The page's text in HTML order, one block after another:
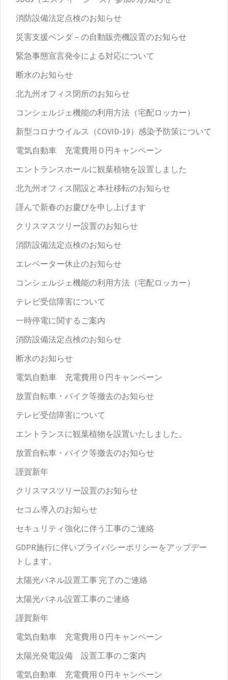
消防設備法定点検のお知らせ
災害支援ベンダ－の自動販売機設置のお知らせ
緊急事態宣言発令による対応について
断水のお知らせ
北九州オフィス閉所のお知らせ
コンシェルジェ機能の利用方法（宅配ロッカー）
新型コロナウイルス（COVID-19）感染予防策について
電気自動車 充電費用０円キャンペーン
エントランスホールに観葉植物を設置しました
北九州オフィス開設と本社移転のお知らせ
謹んで新春のお慶びを申し上げます
クリスマスツリー設置のお知らせ
消防設備法定点検のお知らせ
エレベーター休止のお知らせ
コンシェルジェ機能の利用方法（宅配ロッカー）
テレビ受信障害について
一時停電に関するご案内
消防設備法定点検のお知らせ
断水のお知らせ
電気自動車 充電費用０円キャンペーン
放置自転車・バイク等撤去のお知らせ
テレビ受信障害について
エントランスに観葉植物を設置いたしました。
放置自転車・バイク等撤去のお知らせ
謹賀新年
クリスマスツリー設置のお知らせ
セコム導入のお知らせ
セキュリティ強化に伴う工事のご連絡
GDPR施行に伴いプライバシーポリシーをアップデー
トします。
太陽光パネル設置工事 完了のご連絡
太陽光パネル設置工事のご連絡
謹賀新年
電気自動車 充電費用０円キャンペーン
太陽光発電設備 設置工事のご案内
電気自動車 充電費用０円キャンペーン